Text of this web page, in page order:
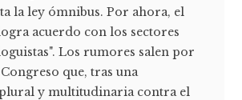
la ley ómnibus. Por ahora, el
acuerdo con los sectores
Los rumores salen por
que, tras una
y multitudinaria contra el